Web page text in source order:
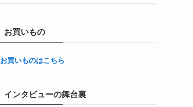
お買いもの
お買いものはこちら
インタビューの舞台裏